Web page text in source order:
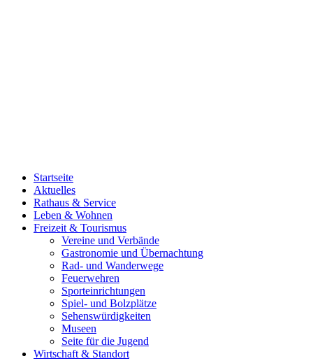
Startseite
Aktuelles
Rathaus & Service
Leben & Wohnen
Freizeit & Tourismus
Vereine und Verbände
Gastronomie und Übernachtung
Rad- und Wanderwege
Feuerwehren
Sporteinrichtungen
Spiel- und Bolzplätze
Sehenswürdigkeiten
Museen
Seite für die Jugend
Wirtschaft & Standort